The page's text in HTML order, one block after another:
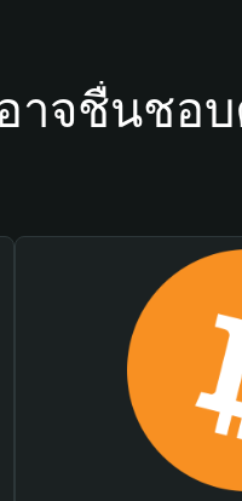
จชื่นชอบ